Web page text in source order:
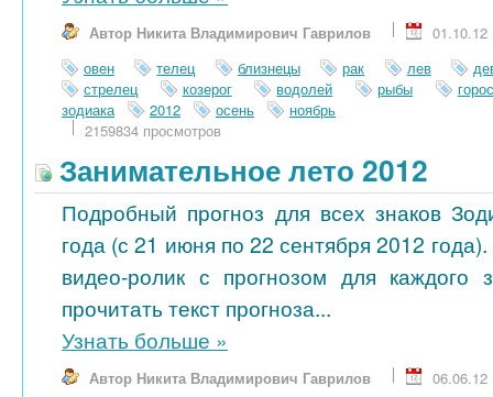
Автор Никита Владимирович Гаврилов
01.10.12
овен
телец близнецы рак лев
стрелец
козерог водолей рыбы
зодиака
2012 осень
ноябрь
2159834 просмотров
Занимательное лето 2012
Подробный прогноз для всех знаков
года (с 21 июня по 22 сентября 2012
видео-ролик с прогнозом для каждого
прочитать текст прогноза...
Узнать больше »
Автор Никита Владимирович Гаврилов
06.06.12